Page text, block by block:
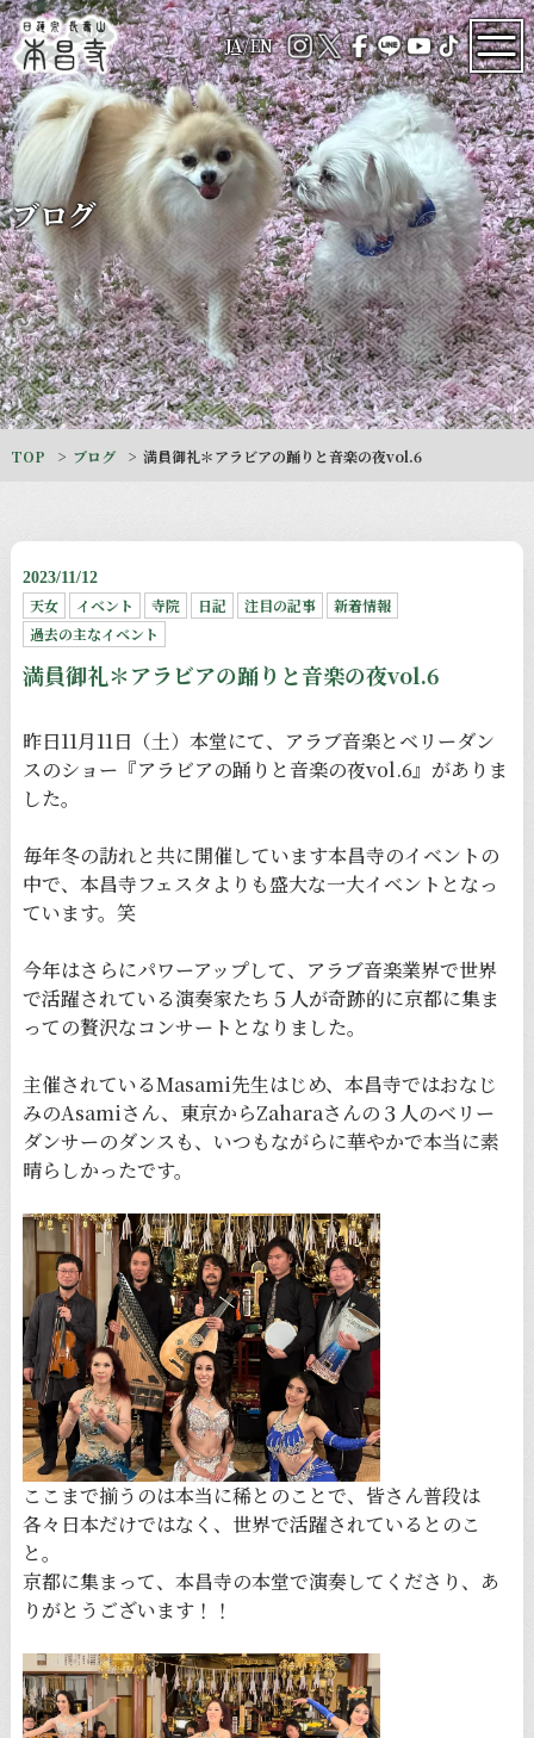
JA/EN
ブログ
TOP ブログ 満員御礼＊アラビアの踊りと音楽の夜vol.6
2023/11/12
天女 イベント 寺院 日記 注目の記事
新着情報
過去の主なイベント
満員御礼＊アラビアの踊りと音楽の夜vol.6
昨日11月11日（土）本堂にて、アラブ音楽とベリーダン
スのショー『アラビアの踊りと音楽の夜vol.6』がありま
した。
毎年冬の訪れと共に開催しています本昌寺のイベントの
中で、本昌寺フェスタよりも盛大な一大イベントとなっ
ています。笑
今年はさらにパワーアップして、アラブ音楽業界で世界
で活躍されている演奏家たち５人が奇跡的に京都に集ま
っての贅沢なコンサートとなりました。
主催されているMasami先生はじめ、本昌寺ではおなじ
みのAsamiさん、東京からZaharaさんの３人のベリー
ダンサーのダンスも、いつもながらに華やかで本当に素
晴らしかったです。
ここまで揃うのは本当に稀とのことで、皆さん普段は
各々日本だけではなく、世界で活躍されているとのこ
と。
京都に集まって、本昌寺の本堂で演奏してくださり、あ
りがとうございます！！